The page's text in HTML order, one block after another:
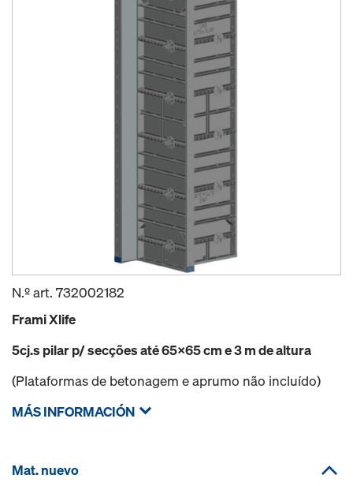
N.º art. 732002182
Frami Xlife
5cj.s pilar p/ secções até 65x65 cm e 3 m de altura
(Plataformas de betonagem e aprumo não incluído)
MÁS INFORMACIÓN
Mat. nuevo